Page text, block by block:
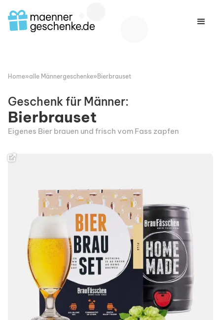
Home»alle Männergeschenke» Bierbrauset
Geschenk für Männer:
Bierbrauset
Eigenes Bier brauen und frisch vom Fass zapfen